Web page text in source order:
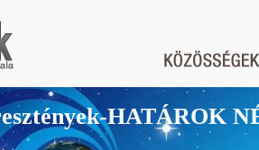
HATÁROK